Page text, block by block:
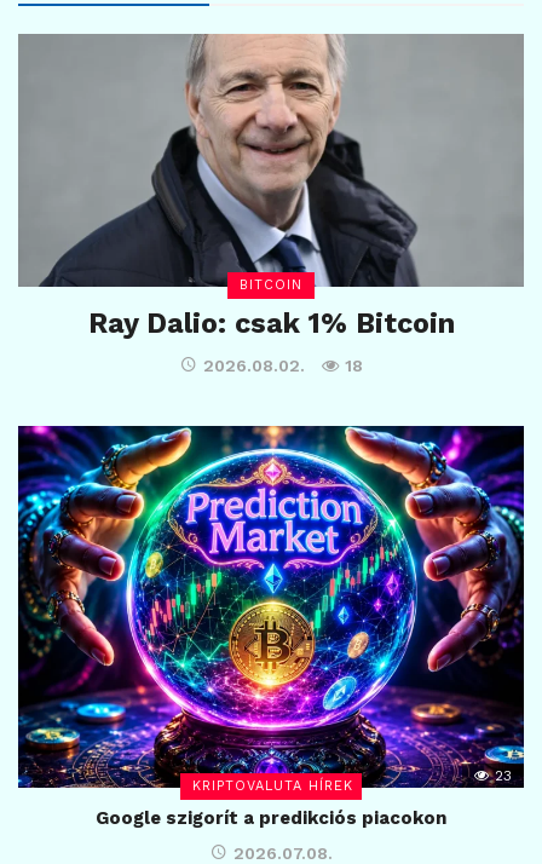
BITCOIN
Ray Dalio: csak 1% Bitcoin
2026.08.02. 18
KRIPTOVALUTA HÍREK
23
Google szigorít a predikciós piacokon
2026.07.08.